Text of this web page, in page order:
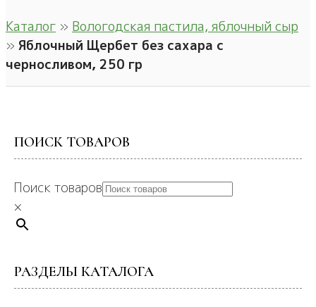
Каталог » Вологодская пастила, яблочный сыр
» Яблочный Щербет без сахара с
черносливом, 250 гр
ПОИСК ТОВАРОВ
Поиск товаров
×
РАЗДЕЛЫ КАТАЛОГА